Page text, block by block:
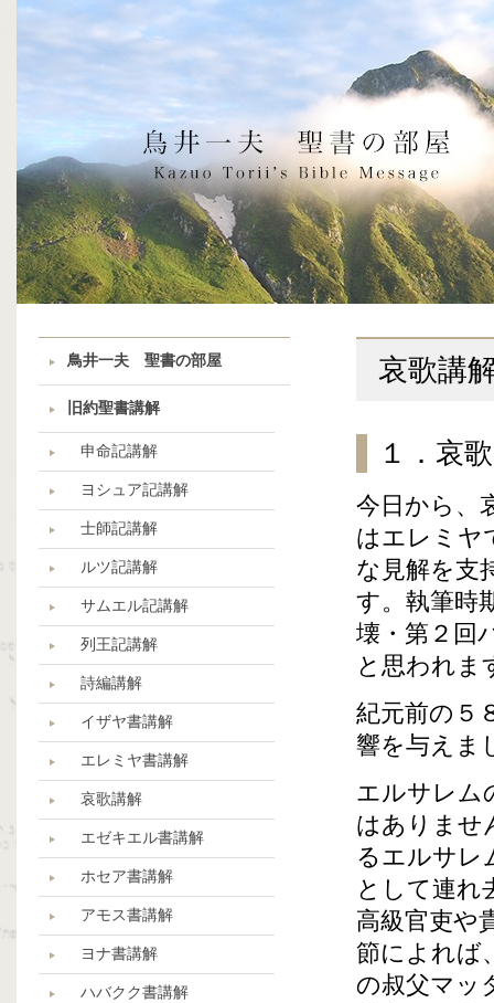
鳥井一夫 聖書の部屋
旧約聖書講解
申命記講解
ヨシュア記講解
士師記講解
ルツ記講解
サムエル記講解
列王記講解
詩編講解
イザヤ書講解
エレミヤ書講解
哀歌講解
エゼキエル書講解
ホセア書講解
アモス書講解
ヨナ書講解
ハバクク書講解
哀歌講
１．哀
今日から、
はエレミヤ
な見解を支
す。執筆時
壊・第２回
と思われま
紀元前の５
響を与えま
エルサレム
はありませ
るエルサレ
として連れ
高級官吏や
節によれば
の叔父マッ